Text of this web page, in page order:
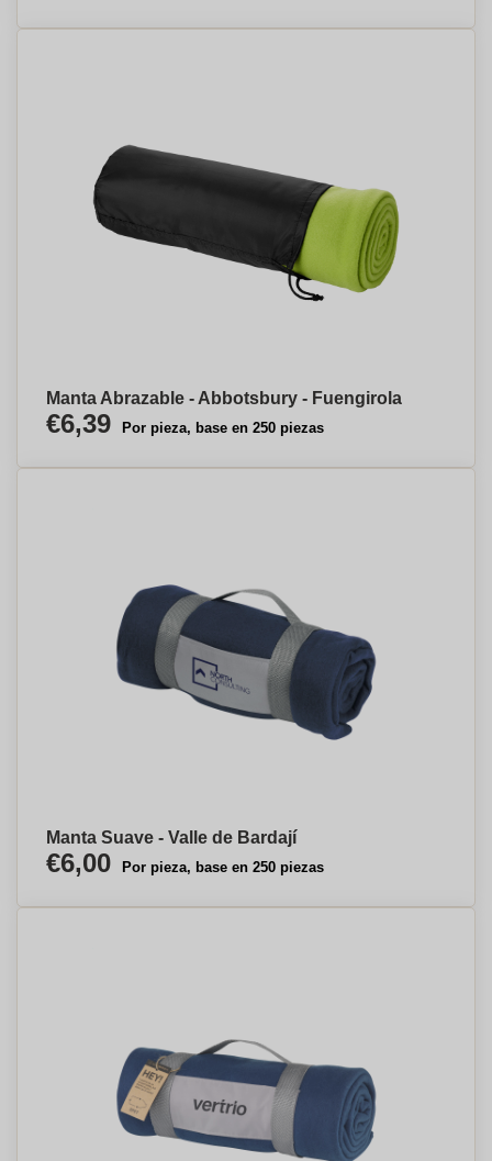
Manta Abrazable - Abbotsbury - Fuengirola
€6,39 Por pieza, base en 250 piezas
Manta Suave - Valle de Bardají
€6,00 Por pieza, base en 250 piezas